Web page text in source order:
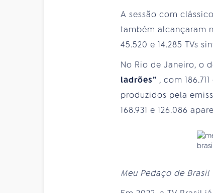
A sessão com
também alcançaram
45.520 e 14.285 TVs
No Rio de Janeiro, o
ladrões” , com
produzidos pela
168.931 e 126.086
Meu Pedaço de Brasil